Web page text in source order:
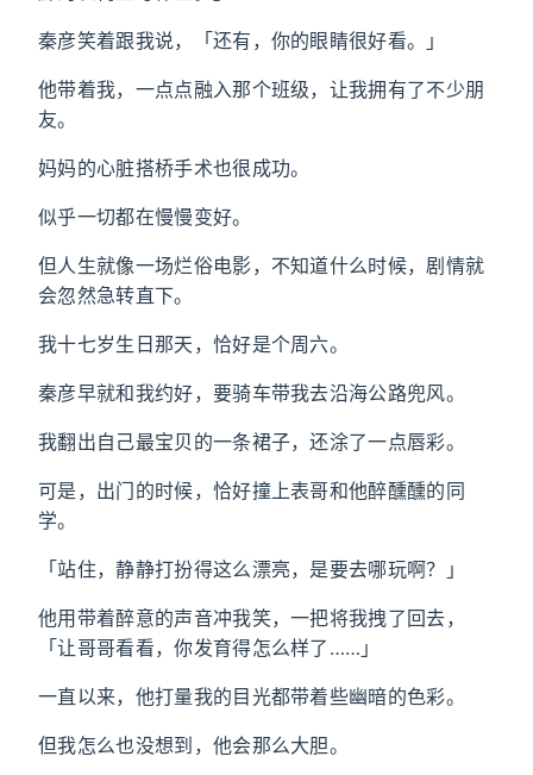
秦彦笑着跟我说，「还有，你的眼睛很好看。」
他带着我，一点点融入那个班级，让我拥有了不少朋
友。
妈妈的心脏搭桥手术也很成功。
似乎一切都在慢慢变好。
但人生就像一场烂俗电影，不知道什么时候，剧情就
会忽然急转直下。
我十七岁生日那天，恰好是个周六。
秦彦早就和我约好，要骑车带我去沿海公路兜风。
我翻出自己最宝贝的一条裙子，还涂了一点唇彩。
可是，出门的时候，恰好撞上表哥和他醉醺醺的同
学。
「站住，静静打扮得这么漂亮，是要去哪玩啊？」
他用带着醉意的声音冲我笑，一把将我拽了回去，
「让哥哥看看，你发育得怎么样了……」
一直以来，他打量我的目光都带着些幽暗的色彩。
但我怎么也没想到，他会那么大胆。